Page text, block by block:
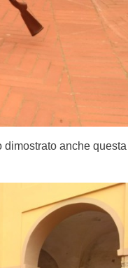
dimostrato anche questa